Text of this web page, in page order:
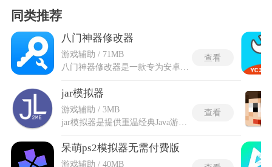
同类推荐
八门神器修改器
游戏辅助 / 71MB
八门神器修改器是一款专为安卓平台设计的免root游戏辅助工具，通过实时修改游戏内存数据实现参数调整，支持修改金币、钻石、生命值、技能冷却等关键属性，操作时无需获取系统高级权限即可嵌入底层运行。核心技术包括联合搜索、浮点数修改、十六进制内存编辑及反加密引擎，可精准定位单机游戏的动态内存地址，并配备自动暂停、缓冲区选择等专业功能模块，大幅提升修改成功率。八门神器修改器免root版采用智能引擎调度技术保障运行稳定性，严格区分单机与网络游戏场景，明确提示网络游戏因服务器数据验证机制无法永久修改。
查看
jar模拟器
游戏辅助 / 3MB
查看
呆萌ps2模拟器无需付费版
游戏辅助 / 40MB